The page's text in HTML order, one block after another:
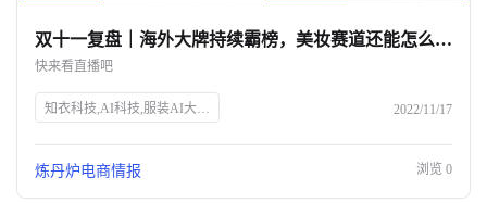
双十一复盘｜海外大牌持续霸榜，美妆赛道还能怎么玩？-杭州知衣科技
快来看直播吧
知衣科技,AI科技,服装AI大数据,双十一,美妆行业,数据洞察,电商直播,炼丹炉Talk,张杨,解数咨询,电商趋势,GMV分析,市场变化,品牌增长,获客成本,未来趋势 2022/11/17
炼丹炉电商情报 浏览 0